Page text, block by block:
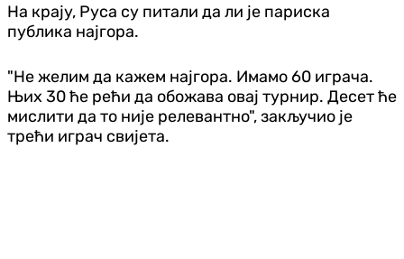
На крају, Руса су питали да ли је париска
публика најгора.
"Не желим да кажем најгора. Имамо 60 играча.
Њих 30 ће рећи да обожава овај турнир. Десет ће
мислити да то није релевантно", закључио је
трећи играч свијета.